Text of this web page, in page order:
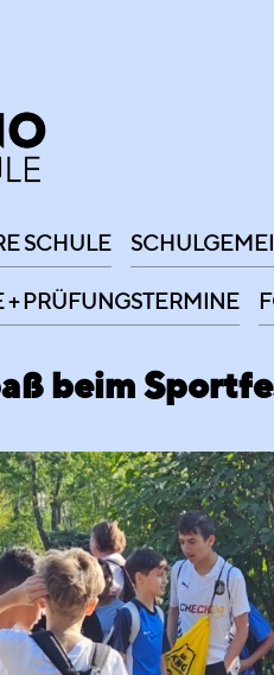
SCHULE
+ PRÜFUNGSTERMINE
beim